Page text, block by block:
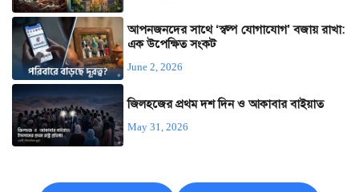
আপনজনদের সাথে ‘স্বল্প যোগাযোগ’ বজায় রাখা:
এক উপেক্ষিত সংকট
June 2, 2026
জিলহজের প্রথম দশ দিন ও আকাবার বাইয়াত
May 31, 2026